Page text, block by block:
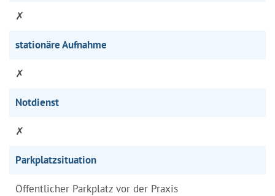
✗
stationäre Aufnahme
✗
Notdienst
✗
Parkplatzsituation
Öffentlicher Parkplatz vor der Praxis